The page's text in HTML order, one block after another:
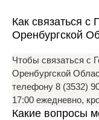
Как связаться
Оренбургской
Чтобы связаться с
Оренбургской
телефону 8 (3532)
17:00 ежедневно,
Какие вопросы